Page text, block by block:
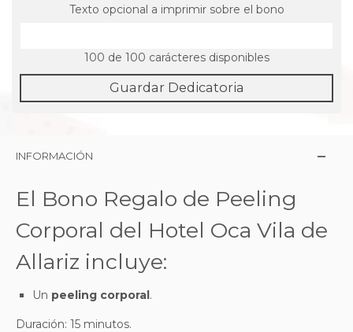
Texto opcional a imprimir sobre el bono
100 de 100 carácteres disponibles
Guardar Dedicatoria
INFORMACIÓN
El Bono Regalo de Peeling
Corporal del Hotel Oca Vila de
Allariz incluye:
Un peeling corporal.
Duración: 15 minutos.